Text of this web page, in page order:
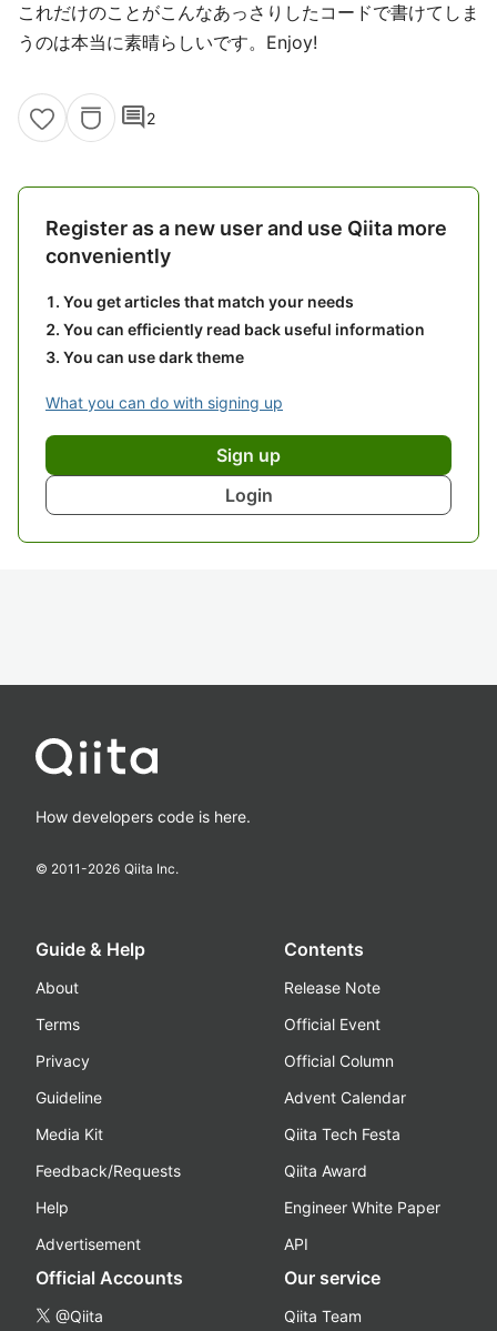
これだけのことがこんなあっさりしたコードで書けてしま
うのは本当に素晴らしいです。Enjoy!
comment2
Register as a new user and use Qiita more
conveniently
You get articles that match your needs
You can efficiently read back useful information
You can use dark theme
What you can do with signing up
Sign up
Login
How developers code is here.
© 2011-2026 Qiita Inc.
Guide & Help
About
Terms
Privacy
Guideline
Media Kit
Feedback/Requests
Help
Advertisement
Contents
Release Note
Official Event
Official Column
Advent Calendar
Qiita Tech Festa
Qiita Award
Engineer White Paper
API
Official Accounts
@Qiita
Our service
Qiita Team